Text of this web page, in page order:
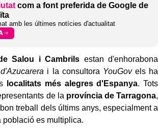
com a font preferida de Google de
amb les últimes notícies d'actualitat
Salou i Cambrils estan d'enhorabona
d'Azucarera i la consultora YouGovels ha
localitats més alegres d'Espanya. Tots
de la província de Tarragona,
treball dels últims anys, especialment a
població es multiplica.